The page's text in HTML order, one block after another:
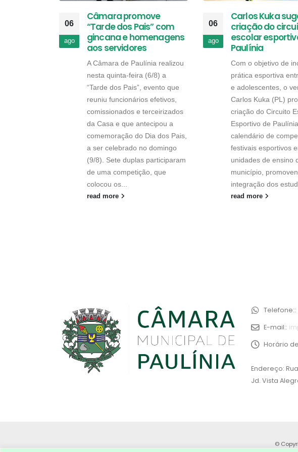
06
ago
Câmara promove
“Tarde dos Pais” com
gincana e homenagens
aos servidores
A Câmara de Paulínia realizou
nesta quinta-feira (6/8) a
“Tarde dos Pais”, evento que
reuniu funcionários efetivos,
comissionados e terceirizados
da Casa e que antecipou a
comemoração do Dia dos Pais,
a ser celebrado no domingo
(9/8). Sete duplas participaram
de uma competição, que
colocou os...
read more
06
ago
Carlos Kuka
criação do
escolar
Paulínia
Com o objetivo de
prática esportiva
e adolescentes, o
Carlos Kuka (PL)
criação do Circuito
Esportivo de
calendário de
festivais esportivos
unidades de ensino
município,
integração dos
read more
Telefone::
E-mail::
Horário
Endereço:
Jd. Vista
©